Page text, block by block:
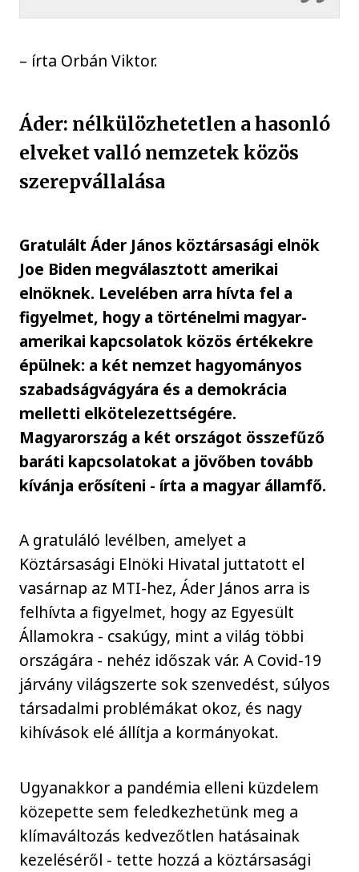
– írta Orbán Viktor.
Áder: nélkülözhetetlen a hasonló
elveket valló nemzetek közös
szerepvállalása
Gratulált Áder János köztársasági elnök
Joe Biden megválasztott amerikai
elnöknek. Levelében arra hívta fel a
figyelmet, hogy a történelmi magyar-
amerikai kapcsolatok közös értékekre
épülnek: a két nemzet hagyományos
szabadságvágyára és a demokrácia
melletti elkötelezettségére.
Magyarország a két országot összefűző
baráti kapcsolatokat a jövőben tovább
kívánja erősíteni - írta a magyar államfő.
A gratuláló levélben, amelyet a
Köztársasági Elnöki Hivatal juttatott el
vasárnap az MTI-hez, Áder János arra is
felhívta a figyelmet, hogy az Egyesült
Államokra - csakúgy, mint a világ többi
országára - nehéz időszak vár. A Covid-19
járvány világszerte sok szenvedést, súlyos
társadalmi problémákat okoz, és nagy
kihívások elé állítja a kormányokat.
Ugyanakkor a pandémia elleni küzdelem
közepette sem feledkezhetünk meg a
klímaváltozás kedvezőtlen hatásainak
kezeléséről - tette hozzá a köztársasági